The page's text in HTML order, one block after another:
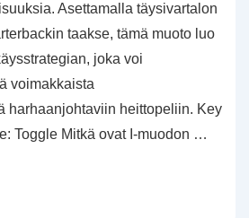
Asettamalla täysivartalon
taakse, tämä muoto luo
joka voi
voimakkaista
harhaanjohtaviin heittopeliin. Key
Toggle Mitkä ovat I-muodon …